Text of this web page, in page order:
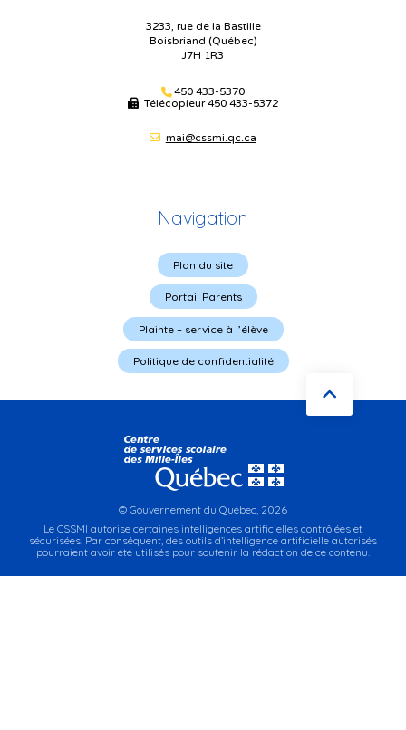
3233, rue de la Bastille
Boisbriand (Québec)
J7H 1R3
450 433-5370
Télécopieur450 433-5372
mai@cssmi.qc.ca
Navigation
Plan du site
Portail Parents
Plainte – service à l’élève
Politique de confidentialité
© Gouvernement du Québec, 2026
Le CSSMI autorise certaines intelligences artificielles contrôlées et
sécurisées. Par conséquent, des outils d’intelligence artificielle autorisés
pourraient avoir été utilisés pour soutenir la rédaction de ce contenu.